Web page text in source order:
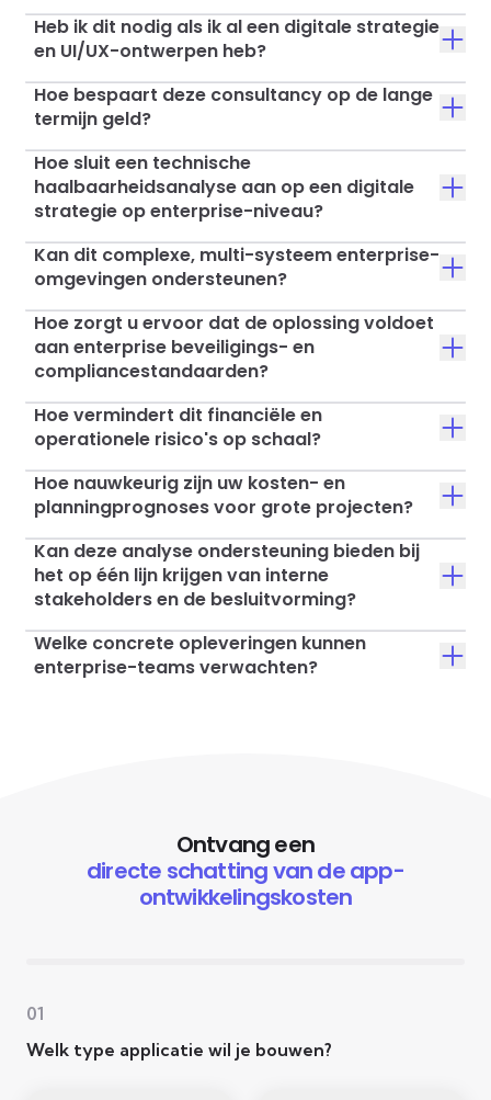
Heb ik dit nodig als ik al een digitale strategie
en UI/UX-ontwerpen heb?
Hoe bespaart deze consultancy op de lange
termijn geld?
Hoe sluit een technische
haalbaarheidsanalyse aan op een digitale
strategie op enterprise-niveau?
Kan dit complexe, multi-systeem enterprise-
omgevingen ondersteunen?
Hoe zorgt u ervoor dat de oplossing voldoet
aan enterprise beveiligings- en
compliancestandaarden?
Hoe vermindert dit financiële en
operationele risico's op schaal?
Hoe nauwkeurig zijn uw kosten- en
planningprognoses voor grote projecten?
Kan deze analyse ondersteuning bieden bij
het op één lijn krijgen van interne
stakeholders en de besluitvorming?
Welke concrete opleveringen kunnen
enterprise-teams verwachten?
Ontvang een
directe schatting van de app-
ontwikkelingskosten
01
Welk type applicatie wil je bouwen?